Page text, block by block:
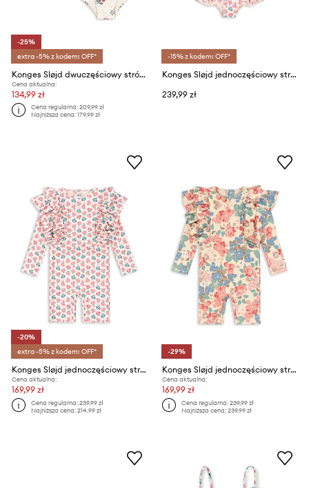
-25%
extra -5% z kodem: OFF*
Konges Sløjd dwuczęściowy strój kąpielowy dziecięcy FRAGO BIKINI GRS
Cena aktualna:
134,99 zł
Cena regularna:209,99 zł
Najniższa cena:179,99 zł
-15% z kodem: OFF*
Konges Sløjd jednoczęściowy strój kąpielowy dziecięcy MANUCA LS SWIMSUIT GRS
239,99 zł
-20%
extra -5% z kodem: OFF*
Konges Sløjd jednoczęściowy strój kąpielowy dziecięcy MANUCA FRILL ONESIE GRS
Cena aktualna:
169,99 zł
Cena regularna:239,99 zł
Najniższa cena:214,99 zł
-29%
Konges Sløjd jednoczęściowy strój kąpielowy dziecięcy MANUCA FRILL ONESIE GRS
Cena aktualna:
169,99 zł
Cena regularna:239,99 zł
Najniższa cena:239,99 zł